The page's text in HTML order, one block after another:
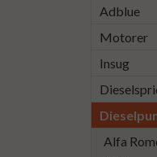
Adblue
Motorer
Insug
Alfa